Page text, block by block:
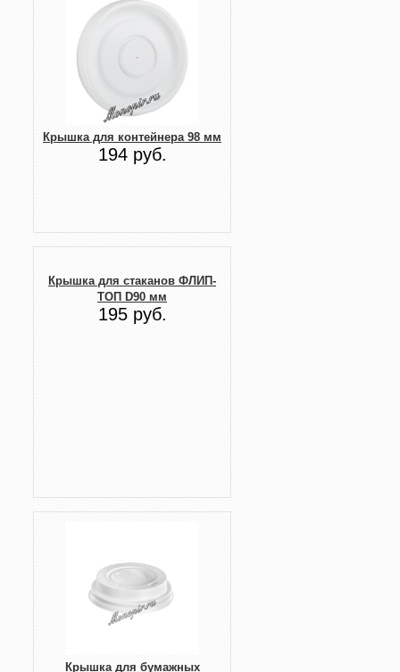
Крышка для контейнера 98 мм
194 руб.
Крышка для стаканов ФЛИП-
ТОП D90 мм
195 руб.
Крышка для бумажных